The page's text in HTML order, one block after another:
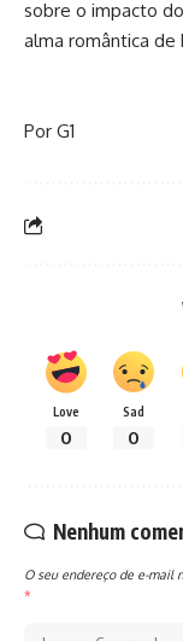
sobre o impacto
alma romântica de
Por G1
Love
0
Sad
0
Nenhum
O seu endereço de e-mail
*